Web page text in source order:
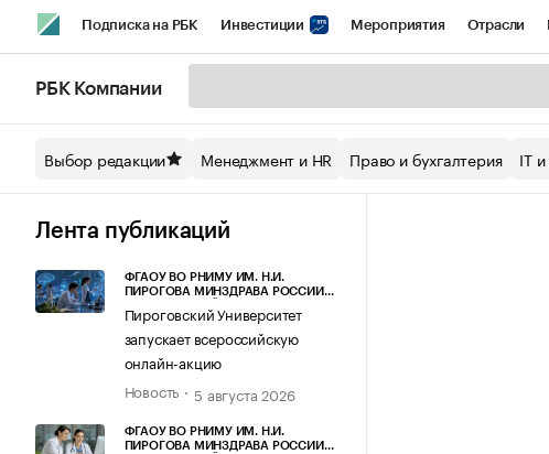
Подписка на РБК Инвестиции Мероприятия Отрасли
Спецпроекты СПб Конференции СПб Спецпроекты
Технологии и медиа
РБК Компании
Выбор редакции Менеджмент и HR Право и бухгалтерия IT
Лента публикаций
ФГАОУ ВО РНИМУ ИМ. Н.И.
ПИРОГОВА МИНЗДРАВА РОССИИ
Пироговский Университет
запускает всероссийскую
онлайн-акцию
Новость
5 августа 2026
ФГАОУ ВО РНИМУ ИМ. Н.И.
ПИРОГОВА МИНЗДРАВА РОССИИ